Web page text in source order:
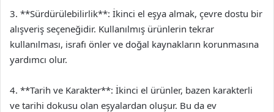
3. **Sürdürülebilirlik**: İkinci el eşya almak, çevre dostu bir
alışveriş seçeneğidir. Kullanılmış ürünlerin tekrar
kullanılması, israfı önler ve doğal kaynakların korunmasına
yardımcı olur.
4. **Tarih ve Karakter**: İkinci el ürünler, bazen karakterli
ve tarihi dokusu olan eşyalardan oluşur. Bu da ev